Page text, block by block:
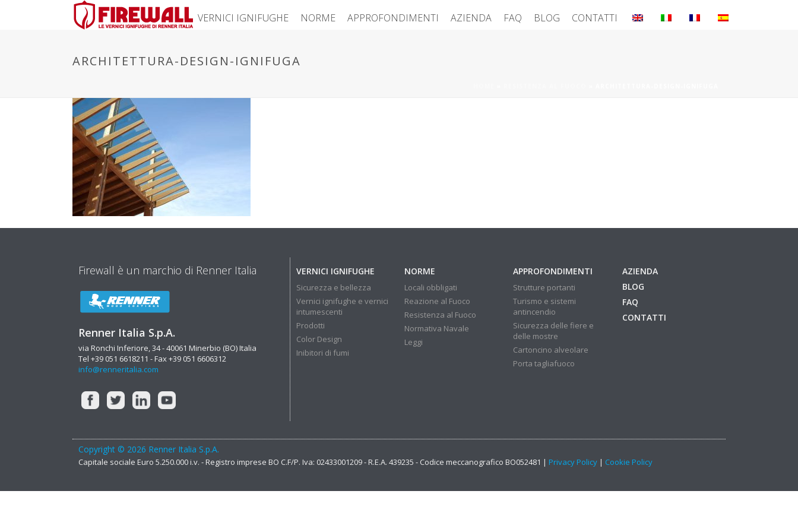
VERNICI IGNIFUGHE NORME APPROFONDIMENTI AZIENDA FAQ BLOG CONTATTI
ARCHITETTURA-DESIGN-IGNIFUGA
Firewall è un marchio di Renner Italia
Renner Italia S.p.A.
via Ronchi Inferiore, 34 - 40061 Minerbio (BO) Italia
Tel +39 051 6618211 - Fax +39 051 6606312
info@renneritalia.com
VERNICI IGNIFUGHE
Sicurezza e bellezza
Vernici ignifughe e vernici
intumescenti
Prodotti
Color Design
Inibitori di fumi
NORME
Locali obbligati
Reazione al Fuoco
Resistenza al Fuoco
Normativa Navale
Leggi
APPROFONDIMENTI
Strutture portanti
Turismo e sistemi
antincendio
Sicurezza delle fiere e
delle mostre
Cartoncino alveolare
Porta tagliafuoco
AZIENDA
BLOG
FAQ
CONTATTI
Copyright © 2026 Renner Italia S.p.A.
Capitale sociale Euro 5.250.000 i.v. - Registro imprese BO C.F/P. Iva: 02433001209 - R.E.A. 439235 - Codice meccanografico BO052481 | Privacy Policy | Cookie Policy